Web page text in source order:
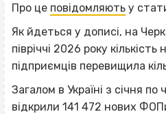
Про це повідомляють у
Як йдеться у дописі, на
півріччі 2026 року
підприємців перевищила
Загалом в Україні з січня по
відкрили 141 472 нових